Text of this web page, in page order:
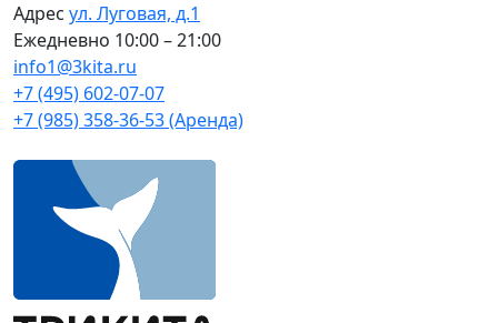
Адрес ул. Луговая, д.1
Ежедневно 10:00 – 21:00
info1@3kita.ru
+7 (495) 602-07-07
+7 (985) 358-36-53 (Аренда)